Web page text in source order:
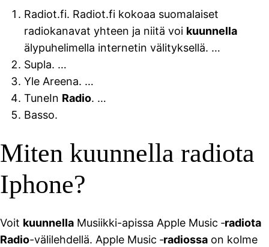
Radiot.fi. Radiot.fi kokoaa suomalaiset
radiokanavat yhteen ja niitä voi kuunnella
älypuhelimella internetin välityksellä. …
Supla. …
Yle Areena. …
TuneIn Radio. …
Basso.
Miten kuunnella radiota
Iphone?
Voit kuunnella Musiikki-apissa Apple Music ‑radiota
Radio-välilehdellä. Apple Music ‑radiossa on kolme